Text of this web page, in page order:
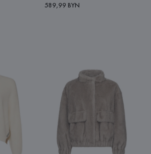
589,99 BYN